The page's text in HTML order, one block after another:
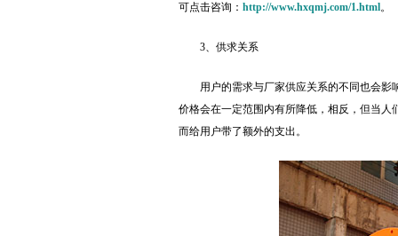
可点击咨询： http://www.hxqmj.com/1.html。
3、供求关系
用户的需求与厂家供应关系的不同也会
价格会在一定范围内有所降低，相反，但当
而给用户带了额外的支出。